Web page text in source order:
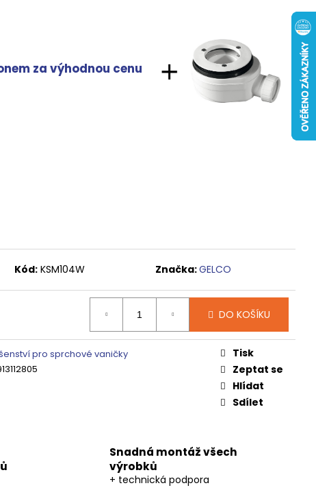
za výhodnou cenu
Kód: KSM104W Značka:GELCO
DO KOŠÍKU
pro sprchové vaničky
Tisk
Zeptat se
Hlídat
Sdílet
Snadná montáž všech
výrobků
+ technická podpora